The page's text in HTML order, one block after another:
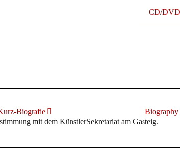
CD/DVD
Biografie Biography
mit dem KünstlerSekretariat am Gasteig.